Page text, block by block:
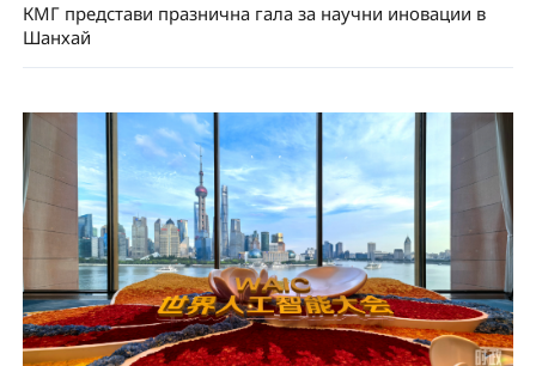
КМГ представи празнична гала за научни иновации в
Шанхай